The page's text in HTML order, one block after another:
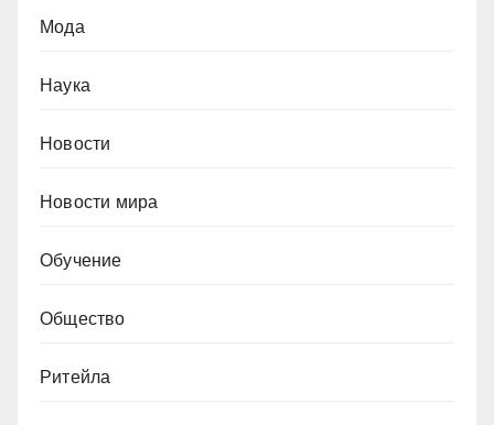
Мода
Наука
Новости
Новости мира
Обучение
Общество
Ритейла